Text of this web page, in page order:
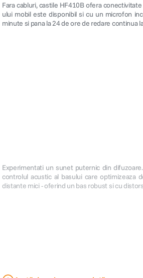
Fara cabluri, castile HF410B ofera
ului mobil este disponibil si cu un microfon
minute si pana la 24 de ore de redare continua
Experimentati un sunet puternic din
controlul acustic al basului care
distante mici - oferind un bas robust si cu